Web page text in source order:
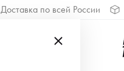
Доставка по всей России